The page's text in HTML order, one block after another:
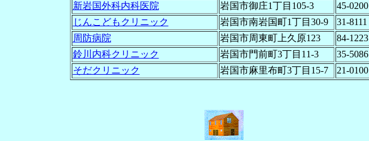
新岩国外科内科医院
岩国市御庄1丁目105-3
45-0200
じんこどもクリニック
岩国市南岩国町1丁目30-9
31-8111
周防病院
岩国市周東町上久原123
84-1223
鈴川内科クリニック
岩国市門前町3丁目11-3
35-5086
そだクリニック
岩国市麻里布町3丁目15-7 21-0100